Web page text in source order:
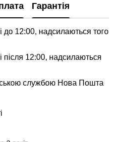
Гарантія
12:00, надсилаються того
12:00, надсилаються
службою Нова Пошта